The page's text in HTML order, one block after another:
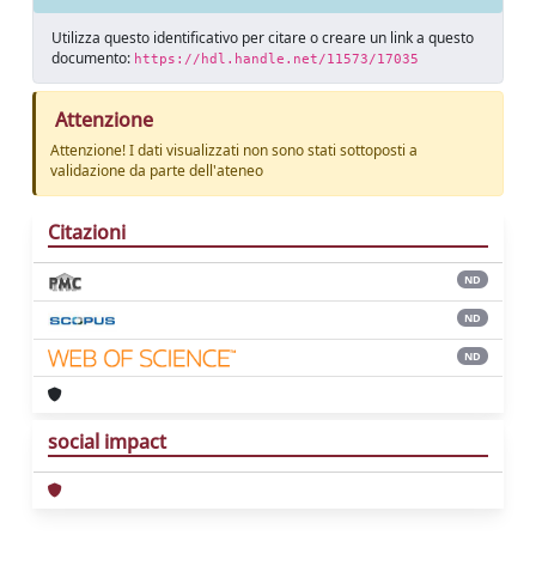
Utilizza questo identificativo per citare o creare un link a questo
documento: https://hdl.handle.net/11573/17035
Attenzione
Attenzione! I dati visualizzati non sono stati sottoposti a
validazione da parte dell'ateneo
Citazioni
ND
ND
ND
social impact